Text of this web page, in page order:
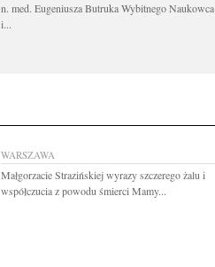
n. med. Eugeniusza Butruka Wybitnego Naukowca
i...
WARSZAWA
Małgorzacie Strazińskiej wyrazy szczerego żalu i
współczucia z powodu śmierci Mamy...